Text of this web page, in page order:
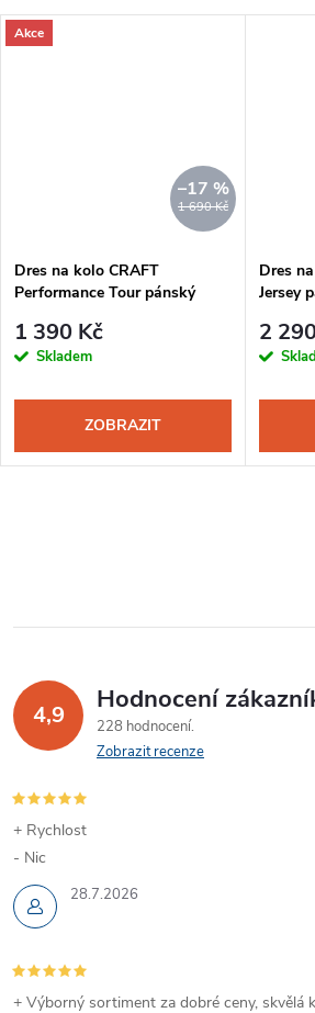
Akce
1 690 Kč
–17 %
Dres na kolo CRAFT
Performance Tour pánský
1 390 Kč
Skladem
ZOBRAZIT
Dres
Jersey
2
4,9 Hodnocení
228 hodnocení
Zobrazit recenze
28.7.2026
+ Rychlost
- Nic
+ Výborný sortiment za dobré ceny, skvělá